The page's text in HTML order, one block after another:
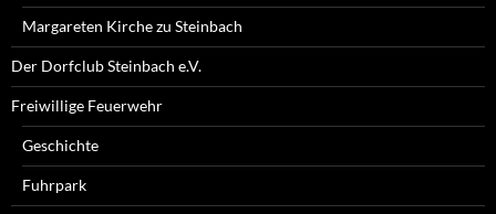
Margareten Kirche zu Steinbach
Der Dorfclub Steinbach e.V.
Freiwillige Feuerwehr
Geschichte
Fuhrpark